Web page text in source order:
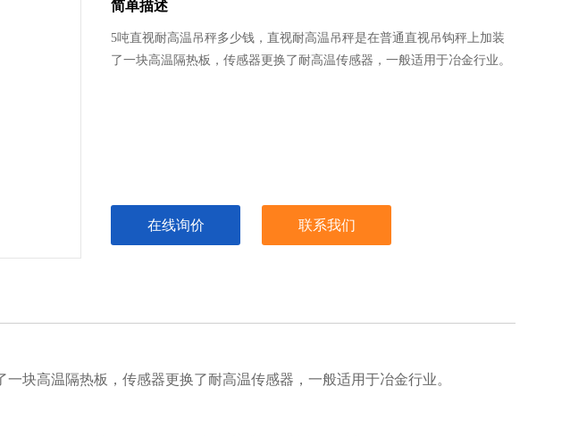
简单描述
5吨直视耐高温吊秤多少钱，直视耐高温吊秤是在普通直视吊钩秤上加装
了一块高温隔热板，传感器更换了耐高温传感器，一般适用于冶金行业。
在线询价 联系我们
块高温隔热板，传感器更换了耐高温传感器，一般适用于冶金行业。